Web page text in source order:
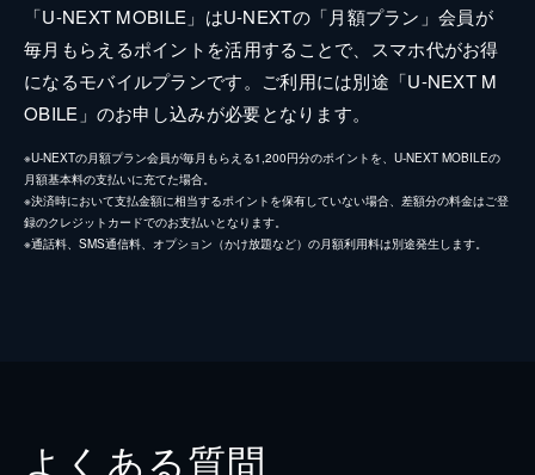
「U-NEXT MOBILE」はU-NEXTの「月額プラン」会員が
毎月もらえるポイントを活用することで、スマホ代がお得
になるモバイルプランです。ご利用には別途「U-NEXT M
OBILE」のお申し込みが必要となります。
※U-NEXTの月額プラン会員が毎月もらえる1,200円分のポイントを、U-NEXT MOBILEの
月額基本料の支払いに充てた場合。
※決済時において支払金額に相当するポイントを保有していない場合、差額分の料金はご登
録のクレジットカードでのお支払いとなります。
※通話料、SMS通信料、オプション（かけ放題など）の月額利用料は別途発生します。
よくある質問